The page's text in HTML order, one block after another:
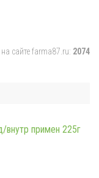
сайте farma87.ru: 2074